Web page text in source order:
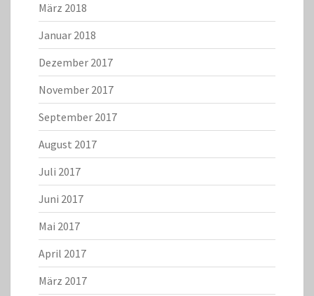
März 2018
Januar 2018
Dezember 2017
November 2017
September 2017
August 2017
Juli 2017
Juni 2017
Mai 2017
April 2017
März 2017